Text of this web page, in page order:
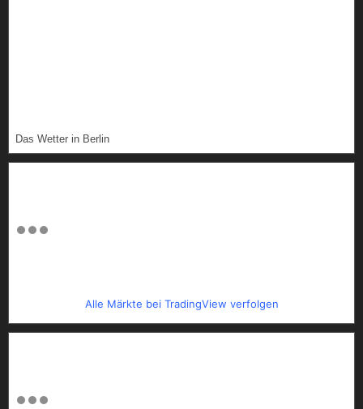
Das Wetter in Berlin
Alle Märkte bei TradingView verfolgen